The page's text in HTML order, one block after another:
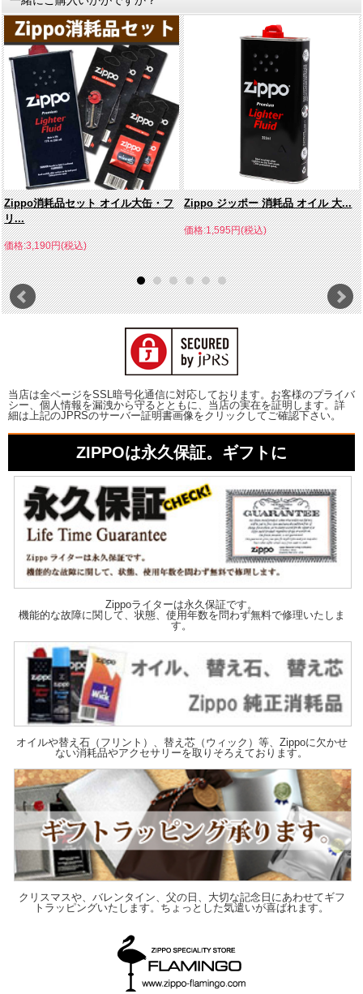
Zippo消耗品セット オイル大缶・フ
リ...
価格:3,190円(税込)
Zippo ジッポー 消耗品 オイル 大...
価格:1,595円(税込)
当店は全ページをSSL暗号化通信に対応しております。お客様のプライバ
シー、個人情報を漏洩から守るとともに、当店の実在を証明します。詳
細は上記のJPRSのサーバー証明書画像をクリックしてご確認下さい。
ZIPPOは永久保証。ギフトに
Zippoライターは永久保証です。
機能的な故障に関して、状態、使用年数を問わず無料で修理いたしま
す。
オイルや替え石（フリント）、替え芯（ウィック）等、Zippoに欠かせ
ない消耗品やアクセサリーを取りそろえております。
クリスマスや、バレンタイン、父の日、大切な記念日にあわせてギフ
トラッピングいたします。ちょっとした気遣いが喜ばれます。